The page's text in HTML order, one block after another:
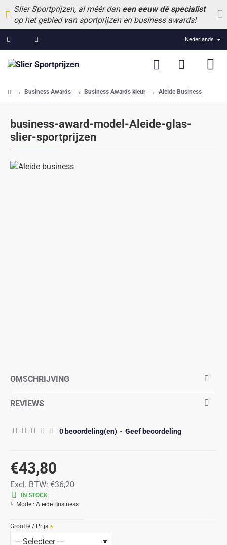
Slier Sportprijzen, al méér dan een eeuw dé specialist
op het gebied van sportprijzen en business awards!
Nederlands
business-award-model-Aleide-glas-
slier-sportprijzen
Business Awards Business Awards kleur Aleide Business
OMSCHRIJVING
REVIEWS
0 beoordeling(en) - Geef beoordeling
€43,80
Excl. BTW: €36,20
IN STOCK
Model: Aleide Business
Grootte / Prijs